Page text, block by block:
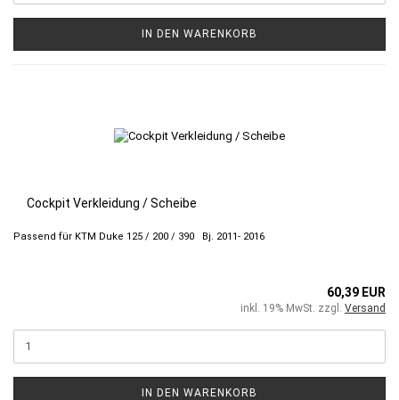
IN DEN WARENKORB
Cockpit Verkleidung / Scheibe
Passend für KTM Duke 125 / 200 / 390 Bj. 2011- 2016
60,39 EUR
inkl. 19% MwSt. zzgl. Versand
IN DEN WARENKORB